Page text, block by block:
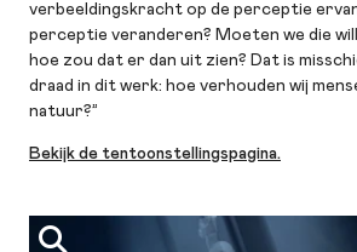
verbeeldingskracht op de perceptie
perceptie veranderen? Moeten we die
hoe zou dat er dan uit zien? Dat is
draad in dit werk: hoe verhouden wij
natuur?”
Bekijk de tentoonstellingspagina.